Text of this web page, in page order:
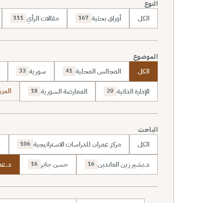
النوع
الكل أوراق بحثية 167 مقالات الرأي 111
الموضوع
الكل المجالس المحلية 41 سورية 33
الإدارة الذاتية 20 المعارضة السورية 18
الباحث
الكل مركز عمران للدراسات الاستراتيجية 106
د.بشير زين العابدين 16 حسن جابر 16